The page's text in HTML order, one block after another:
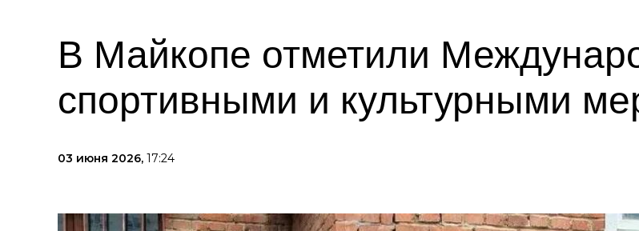
В Майкопе отметили
спортивными и культурными
03 июня 2026, 17:24